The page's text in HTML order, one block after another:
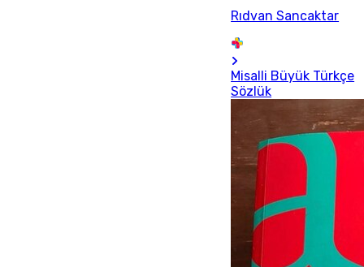
Rıdvan Sancaktar
Misalli Büyük Türkçe
Sözlük